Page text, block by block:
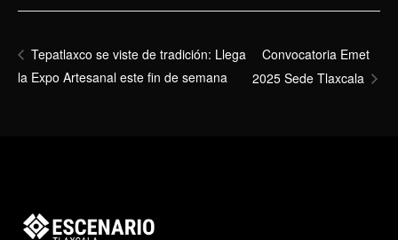
Tepatlaxco se viste de tradición: Llega
la Expo Artesanal este fin de semana
Convocatoria Emet
2025 Sede Tlaxcala